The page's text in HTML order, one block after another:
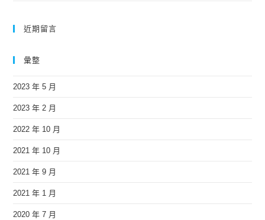
近期留言
彙整
2023 年 5 月
2023 年 2 月
2022 年 10 月
2021 年 10 月
2021 年 9 月
2021 年 1 月
2020 年 7 月